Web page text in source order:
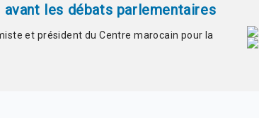
les débats parlementaires
et président du Centre marocain pour la